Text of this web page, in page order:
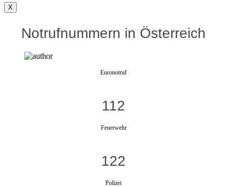
X
Notrufnummern in Österreich
Euronotruf
112
Feuerwehr
122
Polizei